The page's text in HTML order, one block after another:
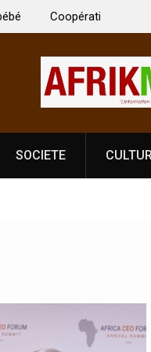
Singh à
de
Côte
SOCIETE